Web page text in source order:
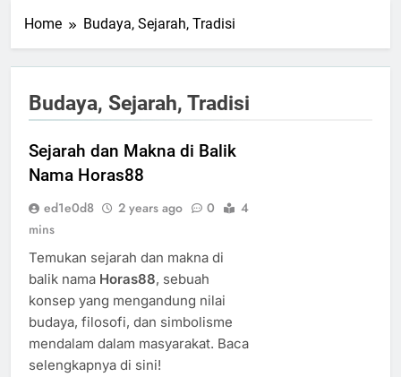
Home Budaya, Sejarah, Tradisi
Budaya, Sejarah, Tradisi
Sejarah dan Makna di Balik
Nama Horas88
ed1e0d8 2 years ago 0
4
mins
Temukan sejarah dan makna di
balik nama Horas88, sebuah
konsep yang mengandung nilai
budaya, filosofi, dan simbolisme
mendalam dalam masyarakat. Baca
selengkapnya di sini!